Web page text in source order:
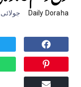
Daily Doraha جولائی 05, 2025